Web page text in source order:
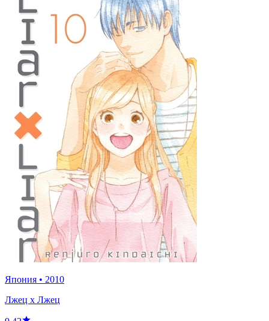
Япония • 2010
Лжец x Лжец